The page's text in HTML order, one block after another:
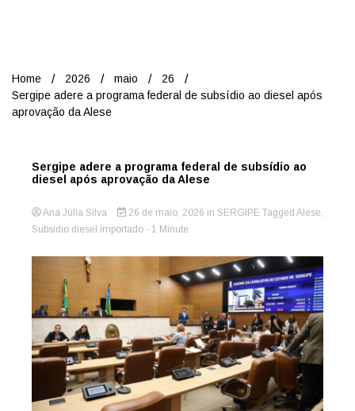
Home 2026 maio
26
Sergipe adere a programa federal de subsídio ao diesel após
aprovação da Alese
Sergipe adere a programa federal de subsídio ao
diesel após aprovação da Alese
Ana Júlia Silva 26 de maio, 2026 in SERGIPE Tagged Alese
Subsídio diesel importado - 1 Minute